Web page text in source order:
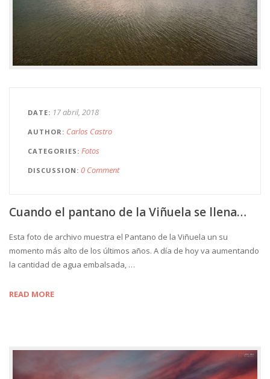
DATE 17 abril, 2018
AUTHOR Carlos Castro
CATEGORIES Fotos
DISCUSSION 0 Comment
Cuando el pantano de la Viñuela se llena…
Esta foto de archivo muestra el Pantano de la Viñuela un su
momento más alto de los últimos años. A día de hoy va aumentando
la cantidad de agua embalsada, …
READ MORE